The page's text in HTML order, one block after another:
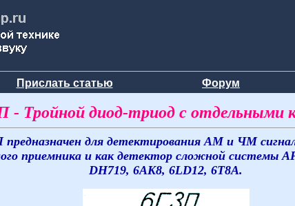
Прислать статью Форум
- Тройной диод-триод с отдельными
для детектирования АМ и ЧМ
приемника и как детектор сложной системы
DH719, 6AK8, 6LD12, 6T8A.